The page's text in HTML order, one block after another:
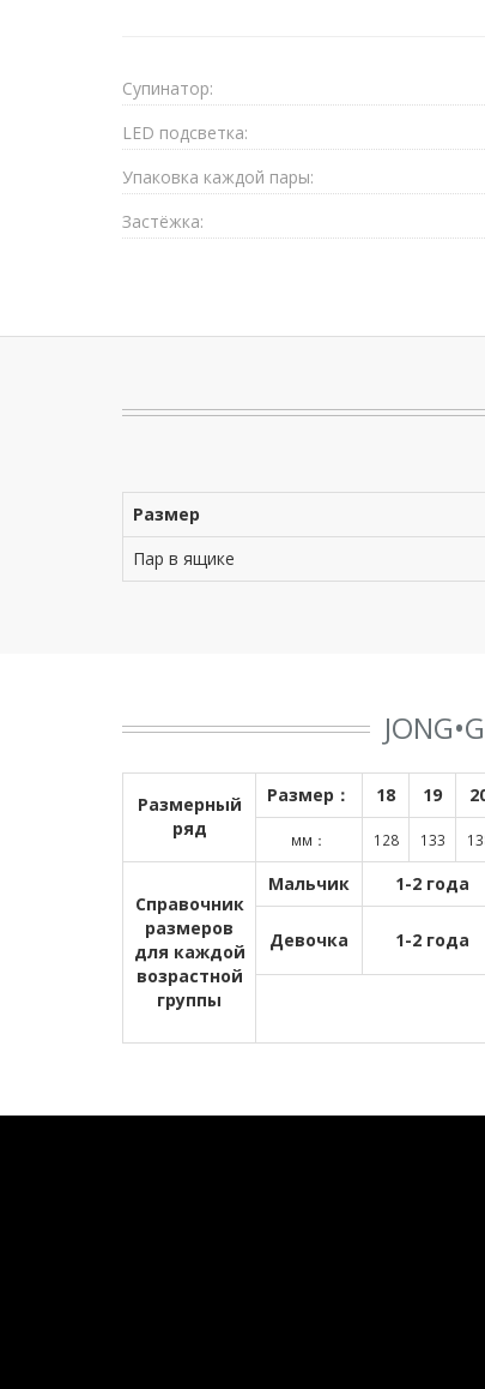
Супинатор:
LED подсветка:
Упаковка каждой пары:
Застёжка:
Размер
Пар в ящике
Размерный
ряд
Размер： 18 19
мм： 128 133
Справочник
размеров
для каждой
возрастной
группы
Мальчик 1-2 года
Девочка 1-2 года